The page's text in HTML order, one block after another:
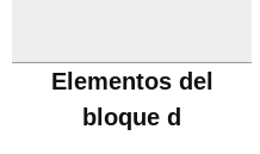
Elementos del
bloque d